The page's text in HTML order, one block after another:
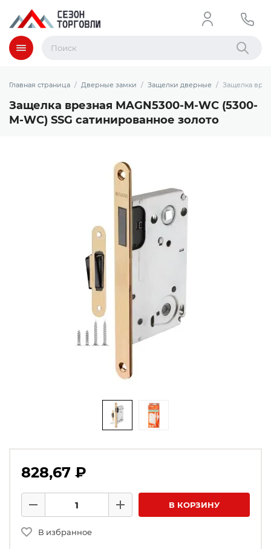
Меню Найти
Главная страница Дверные замки Защелки дверные Защелка
Защелка врезная MAGN5300-M-WС (5300-
M-WC) SSG сатинированное золото
828,67 ₽
Минус
Плюс В КОРЗИНУ
В избранное